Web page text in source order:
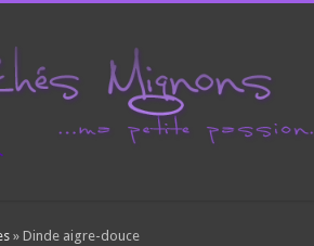
» Dinde aigre-douce